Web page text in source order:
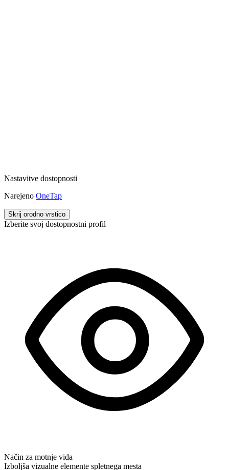
Nastavitve dostopnosti
Narejeno OneTap
Skrij orodno vrstico
Izberite svoj dostopnostni profil
Način za motnje vida
Izboljša vizualne elemente spletnega mesta